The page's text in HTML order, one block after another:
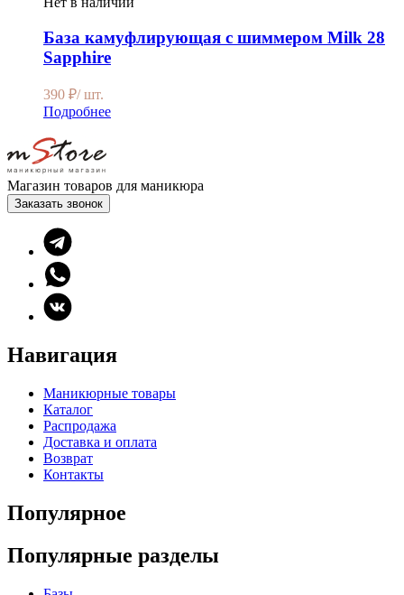
База камуфлирующая с шиммером Milk 28
Sapphire
390 ₽/ шт.
Подробнее
Магазин товаров для маникюра
Заказать звонок
Навигация
Маникюрные товары
Каталог
Распродажа
Доставка и оплата
Возврат
Контакты
Популярное
Популярные разделы